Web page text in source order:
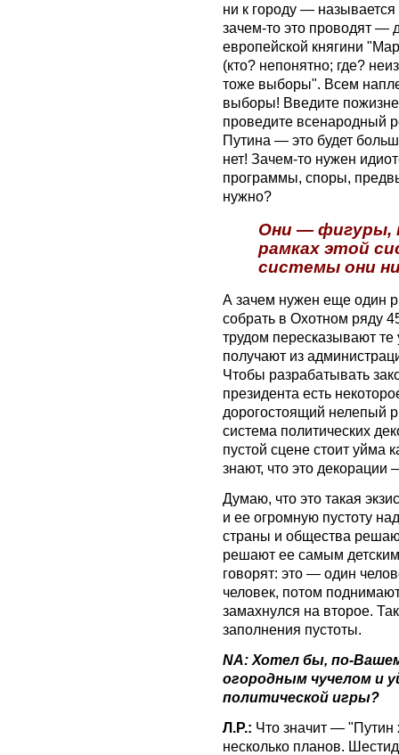
ни к городу —
зачем-то это проводят —
европейской княгини
(кто? непонятно; где?
тоже выборы". Всем
выборы! Введите
проведите всенародный
Путина — это будет
нет! Зачем-то нужен
программы, споры,
нужно?
Они — фигуры,
рамках этой
системы они
А зачем нужен еще один
собрать в Охотном ряду
трудом пересказывают
получают из
Чтобы разрабатывать
президента есть
дорогостоящий нелепый
система политических
пустой сцене стоит уйма
знают, что это
Думаю, что это такая
и ее огромную пустоту
страны и общества
решают ее самым
говорят: это — один
человек, потом
замахнулся на второе.
заполнения пустоты.
NA: Хотел бы, по-
огородным чучелом и
политической игры?
Л.Р.: Что значит —
несколько планов.